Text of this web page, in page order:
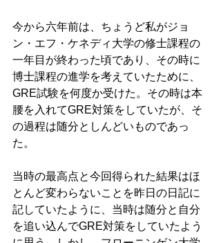
今から六年前は、ちょうど私がジョ
ン・エフ・ケネディ大学の修士課程の
一年目が終わった頃であり、その時に
博士課程の進学を考えていたために、
GRE試験を何度か受けた。その時は本
腰を入れてGRE対策をしていたが、そ
の過程は随分としんどいものであっ
た。
当時の最高点と今回得られた結果はほ
とんど変わらないことを昨日の日記に
記していたように、当時は随分と自分
を追い込んでGRE対策をしていたよう